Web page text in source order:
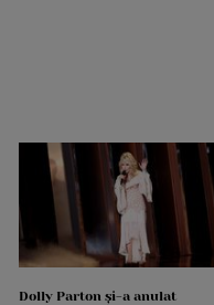
Dolly Parton și-a anulat